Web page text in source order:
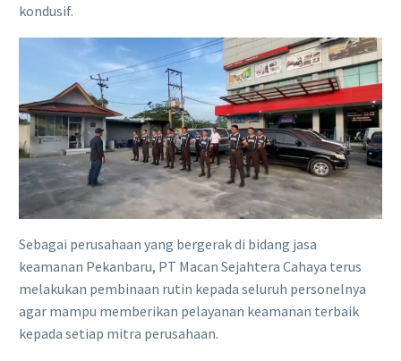
kondusif.
Sebagai perusahaan yang bergerak di bidang jasa
keamanan Pekanbaru, PT Macan Sejahtera Cahaya terus
melakukan pembinaan rutin kepada seluruh personelnya
agar mampu memberikan pelayanan keamanan terbaik
kepada setiap mitra perusahaan.